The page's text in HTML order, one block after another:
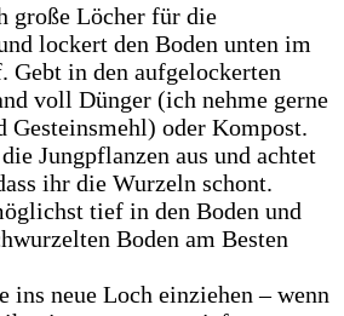
große Löcher für die
lockert den Boden unten im
Gebt in den aufgelockerten
voll Dünger (ich nehme gerne
Gesteinsmehl) oder Kompost.
Jungpflanzen aus und achtet
ihr die Wurzeln schont.
tief in den Boden und
Boden am Besten
ins neue Loch einziehen – wenn